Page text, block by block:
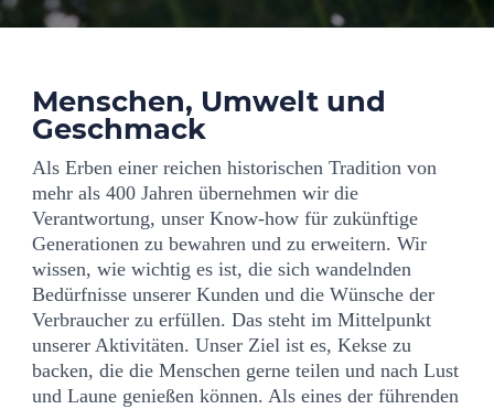
Menschen, Umwelt und
Geschmack
Als Erben einer reichen historischen Tradition von
mehr als 400 Jahren übernehmen wir die
Verantwortung, unser Know-how für zukünftige
Generationen zu bewahren und zu erweitern. Wir
wissen, wie wichtig es ist, die sich wandelnden
Bedürfnisse unserer Kunden und die Wünsche der
Verbraucher zu erfüllen. Das steht im Mittelpunkt
unserer Aktivitäten. Unser Ziel ist es, Kekse zu
backen, die die Menschen gerne teilen und nach Lust
und Laune genießen können. Als eines der führenden